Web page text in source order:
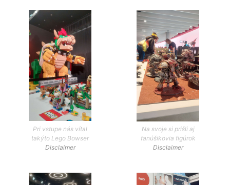
Pri vstupe nás vítal
takýto Lego Bowser
Disclaimer
Na svoje si prišli aj
fanúšikovia figúrok
Disclaimer